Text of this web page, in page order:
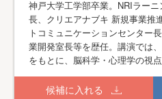
神戸大学工学部卒業。NRIラー
長、クリエアナブキ 新規事業推
トコミュニケーションセンター
業開発室長等を歴任。講演では
をもとに、脳科学・心理学の視点
候補に入れる